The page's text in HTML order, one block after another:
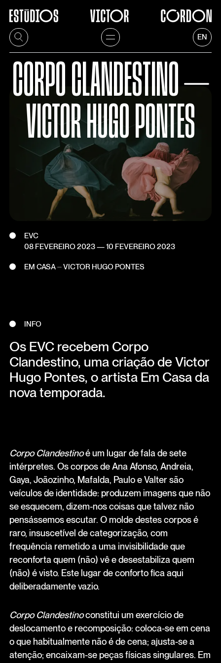
EN
CORPO CLANDESTINO ⏤
VICTOR HUGO PONTES
EVC
08 FEVEREIRO 2023—10 FEVEREIRO 2023
EM CASA ⏤ VICTOR HUGO PONTES
INFO
Os EVC recebem Corpo
Clandestino, uma criação de Victor
Hugo Pontes, o artista Em Casa da
nova temporada.
Corpo Clandestinoé um lugar de fala de sete
intérpretes. Os corpos de Ana Afonso, Andreia,
Gaya, Joãozinho, Mafalda, Paulo e Valter são
veículos de identidade: produzem imagens que não
se esquecem, dizem-nos coisas que talvez não
pensássemos escutar. O molde destes corpos é
raro, insuscetível de categorização, com
frequência remetido a uma invisibilidade que
reconforta quem (não) vê e desestabiliza quem
(não) é visto. Este lugar de conforto fica aqui
deliberadamente vazio.
Corpo Clandestinoconstitui um exercício de
deslocamento e recomposição: coloca-se em cena
o que habitualmente não é de cena; ajusta-se a
atenção; encaixam-se peças físicas singulares. Em